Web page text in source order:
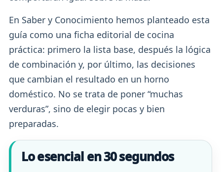
En Saber y Conocimiento hemos planteado esta
guía como una ficha editorial de cocina
práctica: primero la lista base, después la lógica
de combinación y, por último, las decisiones
que cambian el resultado en un horno
doméstico. No se trata de poner “muchas
verduras”, sino de elegir pocas y bien
preparadas.
Lo esencial en 30 segundos